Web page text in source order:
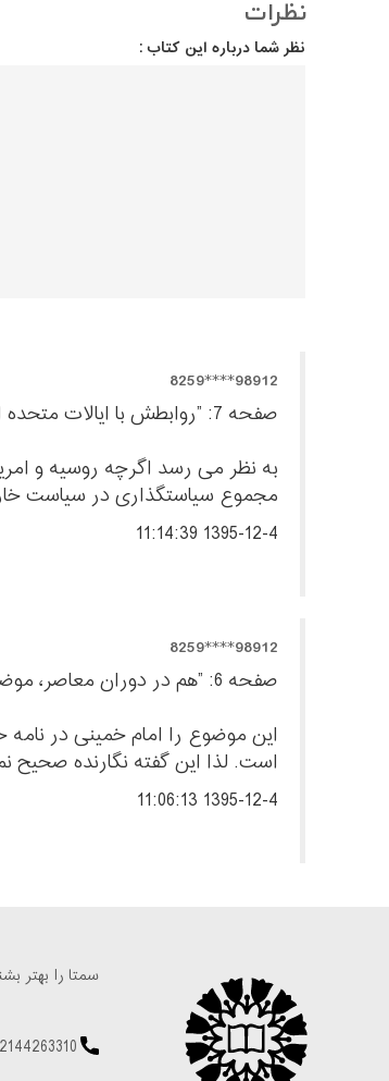
نظرات
نظر شما درباره این کتاب :
98912****8259
صفحه 7: ”روابطش با ایالات متحده امریکا از دستور کار مشخصی برخوردار نیست.“
مجموع سیاستگذاری در سیاست
1395-12-4 11:14:39
98912****8259
صفحه 6: ”هم در دوران معاصر، موضوع فروپاشی است. فهم فروپاشی شوروی و علل و دلایل آن نیز برای پژوهشگران چندان آسان نبود“
این موضوع را امام خمینی در
است. لذا این گفته نگارنده صحیح
1395-12-4 11:06:13
سمتا را بهتر